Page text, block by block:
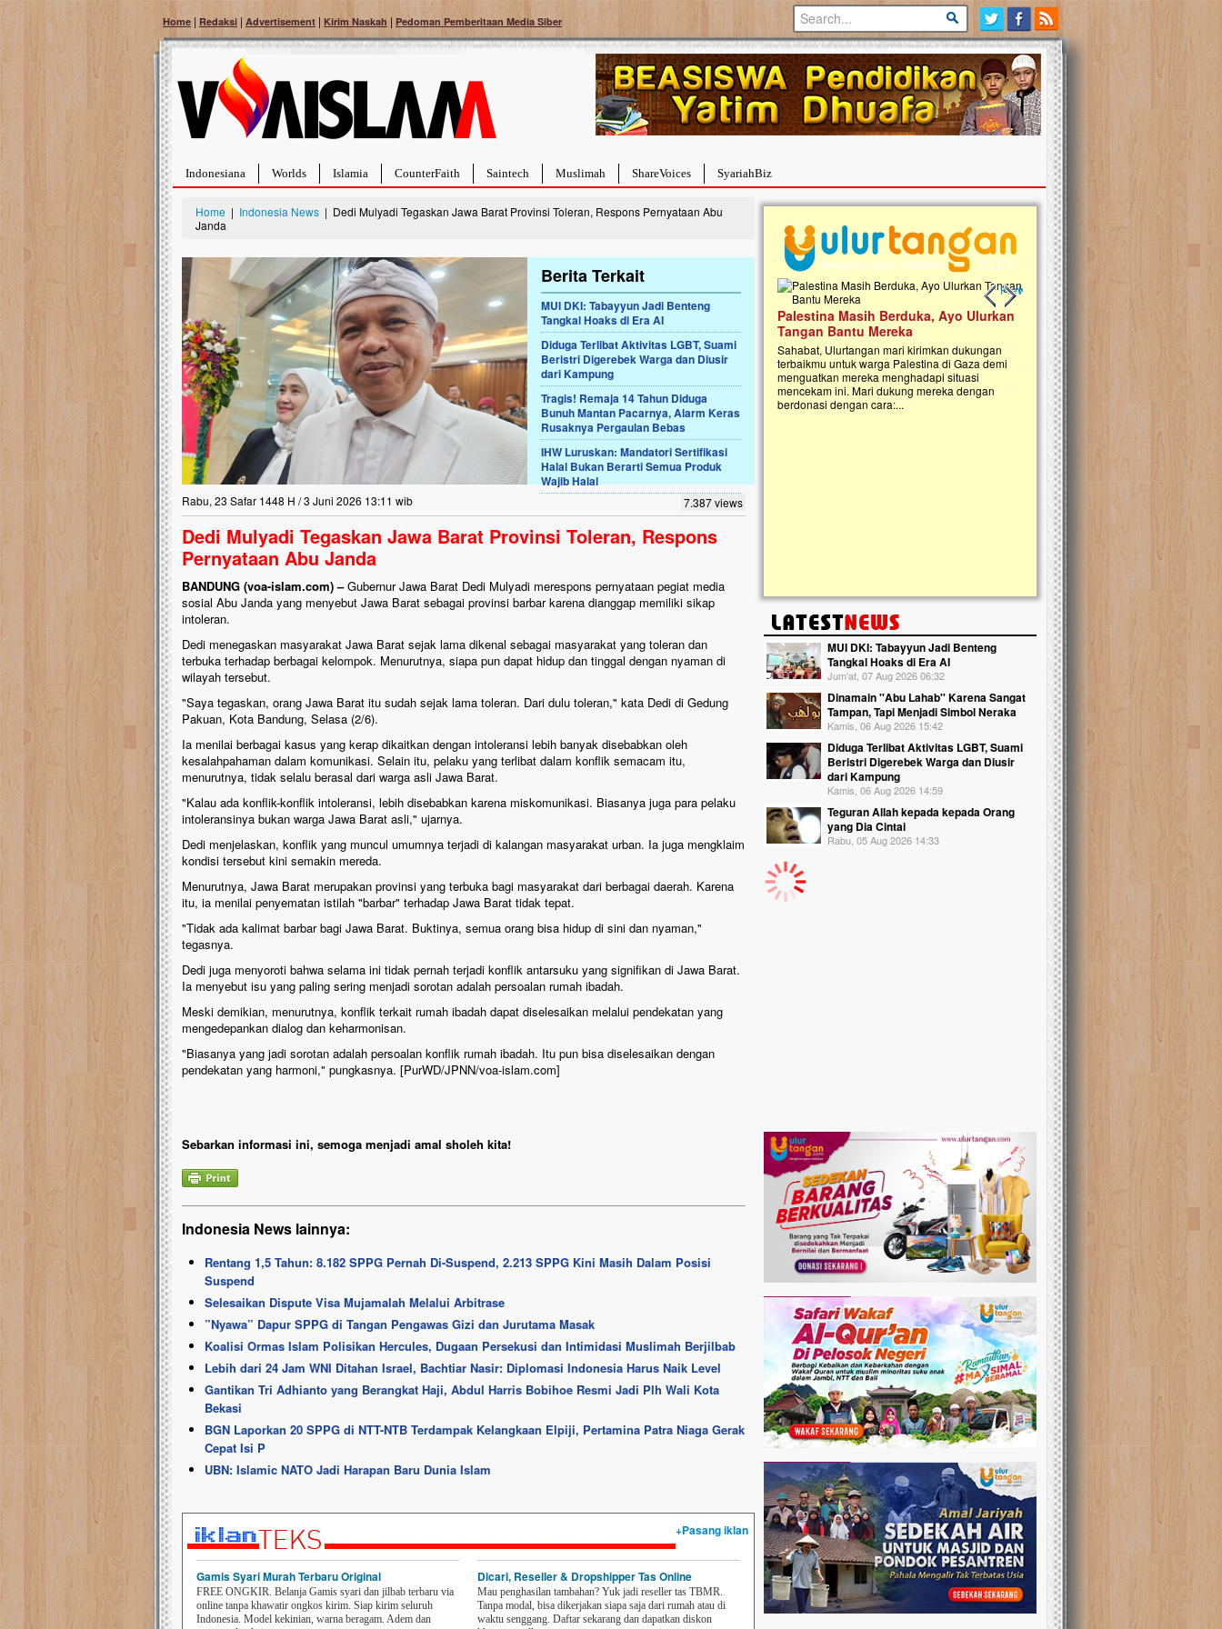
Home | Redaksi | Advertisement | Kirim Naskah | Pedoman Pemberitaan Media Siber
Indonesiana Worlds Islamia CounterFaith Saintech Muslimah ShareVoices SyariahBiz
Home | Indonesia News | Dedi Mulyadi Tegaskan Jawa Barat Provinsi Toleran, Respons Pernyataan Abu
Janda
Berita Terkait
MUI DKI: Tabayyun Jadi Benteng
Tangkal Hoaks di Era AI
Diduga Terlibat Aktivitas LGBT, Suami
Beristri Digerebek Warga dan Diusir
dari Kampung
Tragis! Remaja 14 Tahun Diduga
Bunuh Mantan Pacarnya, Alarm Keras
Rusaknya Pergaulan Bebas
IHW Luruskan: Mandatori Sertifikasi
Halal Bukan Berarti Semua Produk
Wajib Halal
Rabu, 23 Safar 1448 H / 3 Juni 2026 13:11 wib 7.387 views
Dedi Mulyadi Tegaskan Jawa Barat Provinsi Toleran, Respons
Pernyataan Abu Janda
BANDUNG (voa-islam.com) –Gubernur Jawa Barat Dedi Mulyadi merespons pernyataan pegiat media
sosial Abu Janda yang menyebut Jawa Barat sebagai provinsi barbar karena dianggap memiliki sikap
intoleran.
Dedi menegaskan masyarakat Jawa Barat sejak lama dikenal sebagai masyarakat yang toleran dan
terbuka terhadap berbagai kelompok. Menurutnya, siapa pun dapat hidup dan tinggal dengan nyaman di
wilayah tersebut.
"Saya tegaskan, orang Jawa Barat itu sudah sejak lama toleran. Dari dulu toleran," kata Dedi di Gedung
Pakuan, Kota Bandung, Selasa (2/6).
Ia menilai berbagai kasus yang kerap dikaitkan dengan intoleransi lebih banyak disebabkan oleh
kesalahpahaman dalam komunikasi. Selain itu, pelaku yang terlibat dalam konflik semacam itu,
menurutnya, tidak selalu berasal dari warga asli Jawa Barat.
"Kalau ada konflik-konflik intoleransi, lebih disebabkan karena miskomunikasi. Biasanya juga para pelaku
intoleransinya bukan warga Jawa Barat asli," ujarnya.
Dedi menjelaskan, konflik yang muncul umumnya terjadi di kalangan masyarakat urban. Ia juga mengklaim
kondisi tersebut kini semakin mereda.
Menurutnya, Jawa Barat merupakan provinsi yang terbuka bagi masyarakat dari berbagai daerah. Karena
itu, ia menilai penyematan istilah "barbar" terhadap Jawa Barat tidak tepat.
"Tidak ada kalimat barbar bagi Jawa Barat. Buktinya, semua orang bisa hidup di sini dan nyaman,"
tegasnya.
Dedi juga menyoroti bahwa selama ini tidak pernah terjadi konflik antarsuku yang signifikan di Jawa Barat.
Ia menyebut isu yang paling sering menjadi sorotan adalah persoalan rumah ibadah.
Meski demikian, menurutnya, konflik terkait rumah ibadah dapat diselesaikan melalui pendekatan yang
mengedepankan dialog dan keharmonisan.
"Biasanya yang jadi sorotan adalah persoalan konflik rumah ibadah. Itu pun bisa diselesaikan dengan
pendekatan yang harmoni," pungkasnya. [PurWD/JPNN/voa-islam.com]
Sebarkan informasi ini, semoga menjadi amal sholeh kita!
Indonesia News lainnya:
Rentang 1,5 Tahun: 8.182 SPPG Pernah Di-Suspend, 2.213 SPPG Kini Masih Dalam Posisi
Suspend
Selesaikan Dispute Visa Mujamalah Melalui Arbitrase
”Nyawa” Dapur SPPG di Tangan Pengawas Gizi dan Jurutama Masak
Koalisi Ormas Islam Polisikan Hercules, Dugaan Persekusi dan Intimidasi Muslimah Berjilbab
Lebih dari 24 Jam WNI Ditahan Israel, Bachtiar Nasir: Diplomasi Indonesia Harus Naik Level
Gantikan Tri Adhianto yang Berangkat Haji, Abdul Harris Bobihoe Resmi Jadi Plh Wali Kota
Bekasi
BGN Laporkan 20 SPPG di NTT-NTB Terdampak Kelangkaan Elpiji, Pertamina Patra Niaga Gerak
Cepat Isi P
UBN: Islamic NATO Jadi Harapan Baru Dunia Islam
+Pasang iklan
Gamis Syari Murah Terbaru Original
FREE ONGKIR. Belanja Gamis syari dan jilbab terbaru via
online tanpa khawatir ongkos kirim. Siap kirim seluruh
Indonesia. Model kekinian, warna beragam. Adem dan
Dicari, Reseller & Dropshipper Tas Online
Mau penghasilan tambahan? Yuk jadi reseller tas TBMR.
Tanpa modal, bisa dikerjakan siapa saja dari rumah atau di
waktu senggang. Daftar sekarang dan dapatkan diskon
Previous slide
Next slide
Bantu Naura, Balita Hebat Sembuh Dari
Tumor Pembuluh Darah
Hidup Naura Salsabila dipenuhi dengan
rintangan yang sangat berat. Meskipun baru
berusia sepuluh bulan, bayi yang imut ini harus
menghadapi penyakit yang dahsyat, yaitu tumor
pembuluh darah berukuran...
Lima Tahun Mangkrak, Masjid di
Pelosok ini Mengenaskan. Ayo Bantu.!!
Nasib masjid di Kampung Cilumbu ini sungguh
mengenaskan. Lima tahun mangkrak, kini nyaris
tak berbentuk masjid, dipenuhi rumput liar,
hujan....
Palestina Masih Berduka, Ayo Ulurkan
Tangan Bantu Mereka
Sahabat, Ulurtangan mari kirimkan dukungan
terbaikmu untuk warga Palestina di Gaza demi
menguatkan mereka menghadapi situasi
mencekam ini. Mari dukung mereka dengan
berdonasi dengan cara:...
Open Donasi Wakaf
Rumah Qur'an & TK Islam
Najjah di Jonggol
Saat ini, Ulurtangan bersama Yayasan
Najjahtul Islam Jonggol sedang merintis
pembangunan Rumah Qur’an dan
kanak Islam Terpadu (TKIT) An Najjah
Gedung Majelis Taklim di Jonggol,...
MUI DKI: Tabayyun Jadi Benteng
Tangkal Hoaks di Era AI
Jum'at, 07 Aug 2026 06:32
Dinamain ''Abu Lahab'' Karena Sangat
Tampan, Tapi Menjadi Simbol Neraka
Kamis, 06 Aug 2026 15:42
Diduga Terlibat Aktivitas LGBT, Suami
Beristri Digerebek Warga dan Diusir
dari Kampung
Kamis, 06 Aug 2026 14:59
Teguran Allah kepada kepada Orang
yang Dia Cintai
Rabu, 05 Aug 2026 14:33